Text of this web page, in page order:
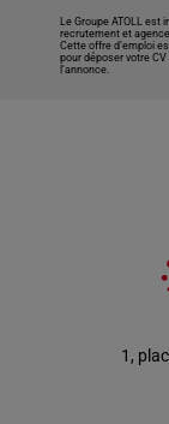
Le Groupe ATOLL est
recrutement et
Cette offre d’emploi
pour déposer votre
l'annonce.
1,